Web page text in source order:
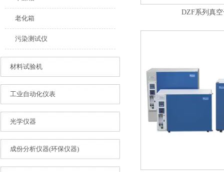
老化箱
污染测试仪
材料试验机
工业自动化仪表
光学仪器
成份分析仪器(环保仪器)
DZF系列真